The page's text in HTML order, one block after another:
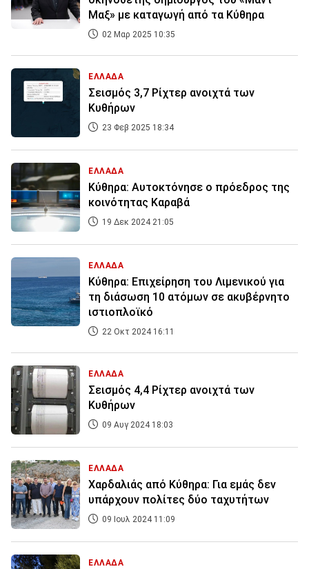
Μαξ» με καταγωγή από τα Κύθηρα
02 Μαρ 2025 10:35
ΕΛΛΑΔΑ
Σεισμός 3,7 Ρίχτερ ανοιχτά των
Κυθήρων
23 Φεβ 2025 18:34
ΕΛΛΑΔΑ
Κύθηρα: Αυτοκτόνησε ο πρόεδρος της
κοινότητας Καραβά
19 Δεκ 2024 21:05
ΕΛΛΑΔΑ
Κύθηρα: Επιχείρηση του Λιμενικού για
τη διάσωση 10 ατόμων σε ακυβέρνητο
ιστιοπλοϊκό
22 Οκτ 2024 16:11
ΕΛΛΑΔΑ
Σεισμός 4,4 Ρίχτερ ανοιχτά των
Κυθήρων
09 Αυγ 2024 18:03
ΕΛΛΑΔΑ
Χαρδαλιάς από Κύθηρα: Για εμάς δεν
υπάρχουν πολίτες δύο ταχυτήτων
09 Ιουλ 2024 11:09
ΕΛΛΑΔΑ